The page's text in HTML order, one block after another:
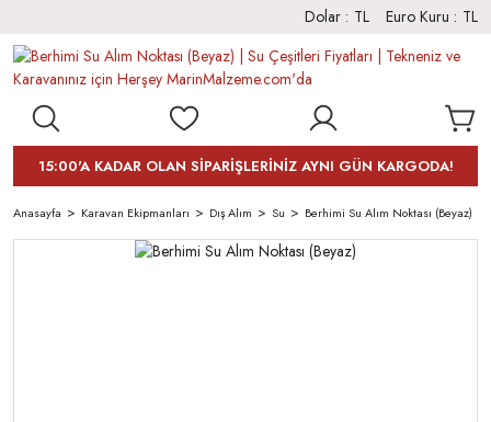
Dolar : TL Euro Kuru : TL
15:00'A KADAR OLAN SİPARİŞLERİNİZ AYNI GÜN KARGODA!
Anasayfa Karavan Ekipmanları Dış Alım Su Berhimi Su Alım Noktası (Beyaz)